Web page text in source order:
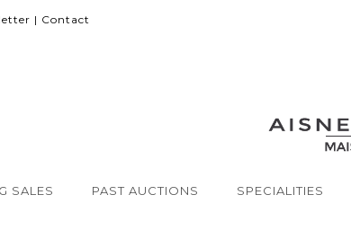
| Contact
SALES PAST AUCTIONS SPECIALITIES